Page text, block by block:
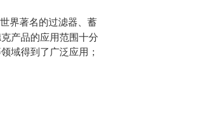
界著名的过滤器、蓄
产品的应用范围十分
域得到了广泛应用；